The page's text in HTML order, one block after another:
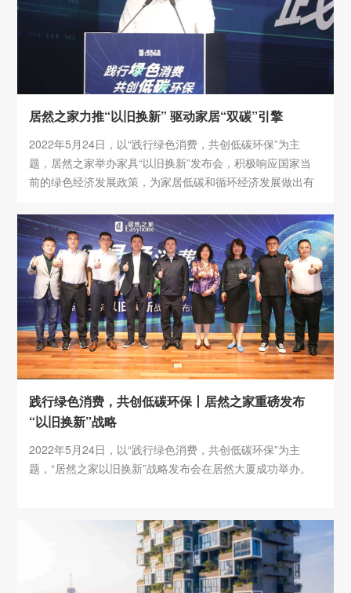
居然之家力推“以旧换新” 驱动家居“双碳”引擎
2022年5月24日，以“践行绿色消费，共创低碳环保”为主
题，居然之家举办家具“以旧换新”发布会，积极响应国家当
前的绿色经济发展政策，为家居低碳和循环经济发展做出有
践行绿色消费，共创低碳环保丨居然之家重磅发布
“以旧换新”战略
2022年5月24日，以“践行绿色消费，共创低碳环保”为主
题，“居然之家以旧换新”战略发布会在居然大厦成功举办。